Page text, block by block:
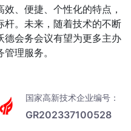
、便捷、个性化的特点，
杆。未来，随着技术的不断
德会务会议有望为更多主办
理服务。
国家高新技术企业编号：
GR202337100528